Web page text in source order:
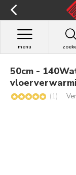
menu
50cm -
(1)